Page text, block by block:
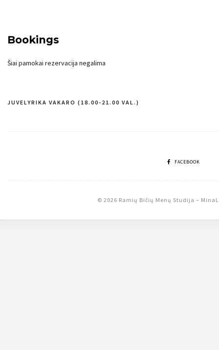
Bookings
Šiai pamokai rezervacija negalima
Navigacija
JUVELYRIKA VAKARO (18.00-21.00 VAL.)
FACEBOOK
© 2026 Ramių Bičių Menų Studija –